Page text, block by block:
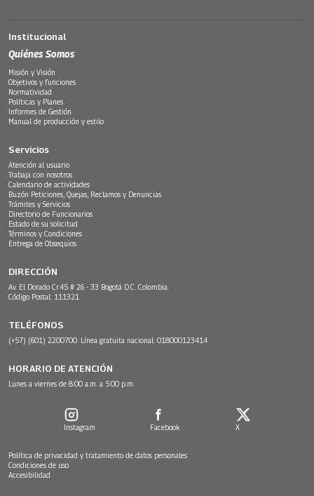
Institucional
Quiénes Somos
Misión y Visión
Objetivos y funciones
Normatividad
Políticas y Planes
Informes de Gestión
Manual de producción y estilo
Servicios
Atención al usuario
Trabaja con nosotros
Calendario de actividades
Buzón Peticiones, Quejas, Reclamos y Denuncias
Trámites y Servicios
Directorio de Funcionarios
Estado de su solicitud
Términos y Condiciones
Entrega de Obsequios
DIRECCIÓN
Av. El Dorado Cr.45 # 26 - 33 Bogotá D.C. Colombia.
Código Postal: 111321
TELÉFONOS
(+57) (601) 2200700. Línea gratuita nacional: 018000123414
HORARIO DE ATENCIÓN
Lunes a viernes de 8:00 a.m. a 5:00 p.m.
Instagram Facebook X
Política de privacidad y tratamiento de datos personales
Condiciones de uso
Accesibilidad